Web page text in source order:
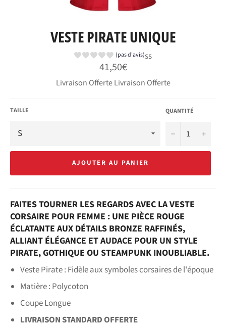
VESTE PIRATE UNIQUE
(pas d'avis)ss
Prix
régulier
41,50€
Livraison Offerte Livraison Offerte
TAILLE QUANTITÉ
− +
AJOUTER AU PANIER
FAITES TOURNER LES REGARDS AVEC LA VESTE
CORSAIRE POUR FEMME : UNE PIÈCE ROUGE
ÉCLATANTE AUX DÉTAILS BRONZE RAFFINÉS,
ALLIANT ÉLÉGANCE ET AUDACE POUR UN STYLE
PIRATE, GOTHIQUE OU STEAMPUNK INOUBLIABLE.
Veste Pirate : Fidèle aux symboles corsaires de l'époque
Matière : Polycoton
Coupe Longue
LIVRAISON STANDARD OFFERTE